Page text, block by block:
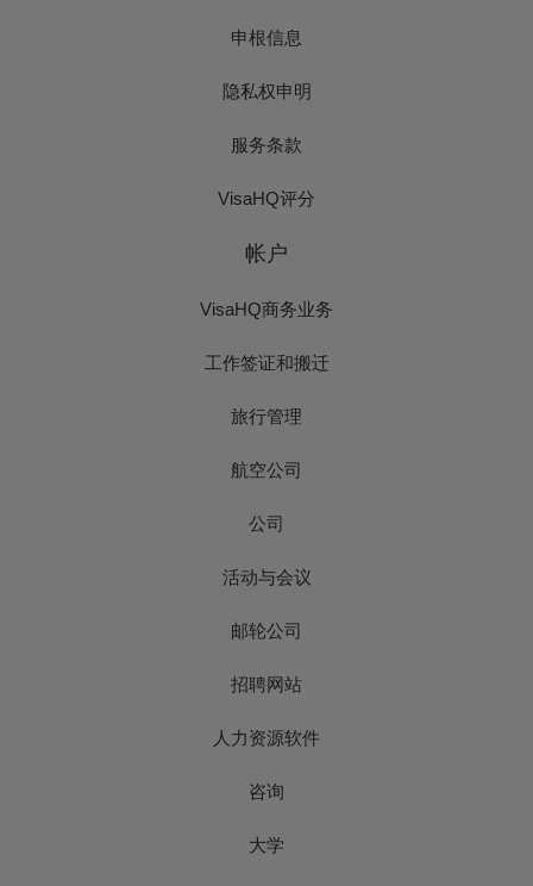
申根信息
隐私权申明
服务条款
VisaHQ评分
帐户
VisaHQ商务业务
工作签证和搬迁
旅行管理
航空公司
公司
活动与会议
邮轮公司
招聘网站
人力资源软件
咨询
大学